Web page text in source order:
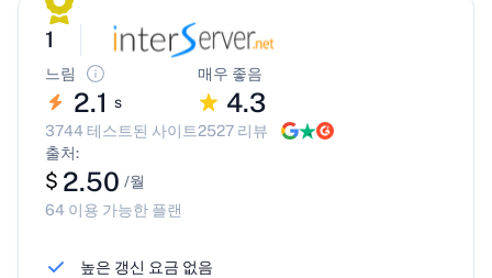
1
느림
2.1 s
3744 테스트된 사이트
매우 좋음
4.3
2527 리뷰
출처:
$ 2.50 /월
64 이용 가능한 플랜
높은 갱신 요금 없음